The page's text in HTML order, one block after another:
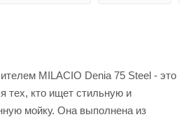
MILACIO Denia 75 Steel - это
тех, кто ищет стильную и
мойку. Она выполнена из